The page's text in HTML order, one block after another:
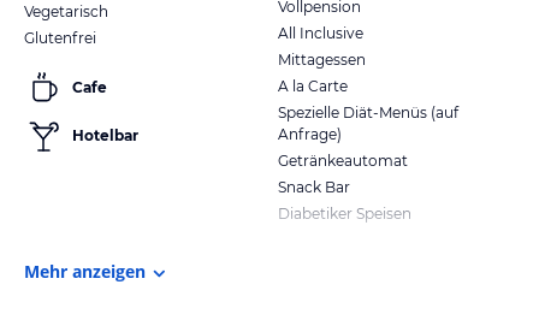
Vegetarisch
Glutenfrei
Cafe
Hotelbar
Vollpension
All Inclusive
Mittagessen
A la Carte
Spezielle Diät-Menüs (auf
Anfrage)
Getränkeautomat
Snack Bar
Diabetiker Speisen
Mehr anzeigen